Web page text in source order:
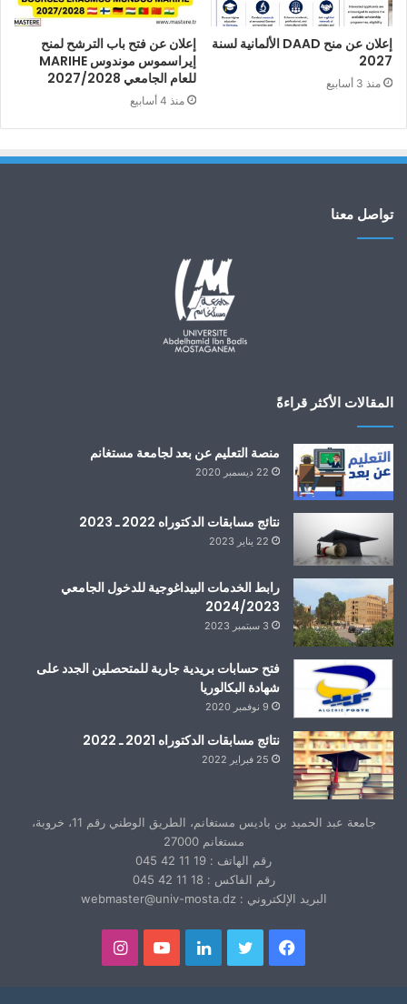
إعلان عن منح DAAD الألمانية لسنة
2027
منذ 3 أسابيع
إعلان عن فتح باب الترشح لمنح
إيراسموس موندوس MARIHE
للعام الجامعي 2027/2028
منذ 4 أسابيع
تواصل معنا
المقالات الأكثر قراءةً
منصة التعليم عن بعد لجامعة مستغانم
22 ديسمبر 2020
نتائج مسابقات الدكتوراه 2022 ـ 2023
22 يناير 2023
رابط الخدمات البيداغوجية للدخول الجامعي
2024/2023
3 سبتمبر 2023
فتح حسابات بريدية جارية للمتحصلين الجدد على
شهادة البكالوريا
9 نوفمبر 2020
نتائج مسابقات الدكتوراه 2021 ـ 2022
25 فبراير 2022
جامعة عبد الحميد بن باديس مستغانم، الطريق الوطني رقم 11، خروبة،
مستغانم 27000
رقم الهاتف : 19 11 42 045
رقم الفاكس : 18 11 42 045
البريد الإلكتروني : webmaster@univ-mosta.dz
فيسبوك تويتر لينكدإنيوتيوبانستقرام